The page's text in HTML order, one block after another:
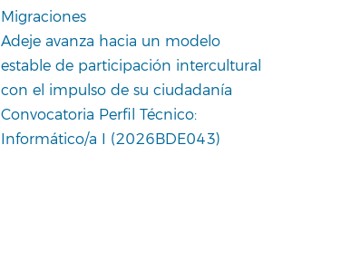
Migraciones
Adeje avanza hacia un modelo
estable de participación intercultural
con el impulso de su ciudadanía
Convocatoria Perfil Técnico:
Informático/a I (2026BDE043)